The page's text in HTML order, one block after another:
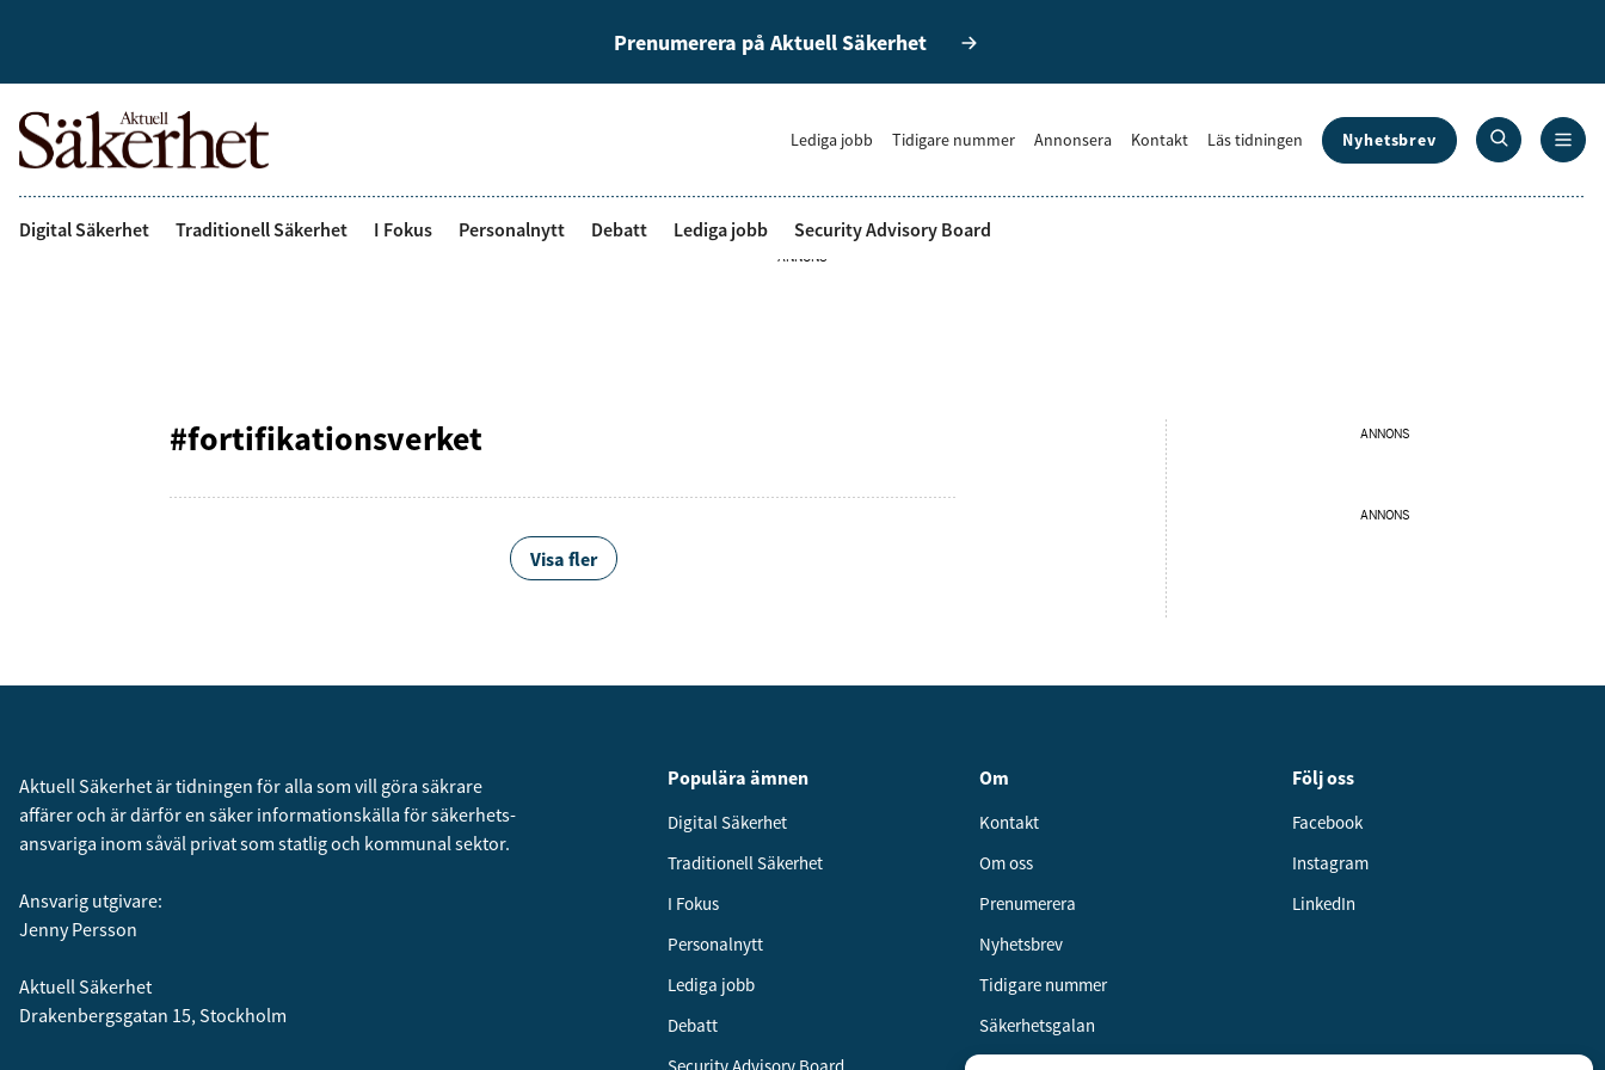
Prenumerera på Aktuell Säkerhet
Lediga jobb Tidigare nummer Annonsera Kontakt Läs tidningen Nyhetsbrev
Digital Säkerhet Traditionell Säkerhet I Fokus Personalnytt Debatt Lediga jobb Security Advisory Board
ANNONS
#fortifikationsverket
Visa fler
ANNONS
ANNONS
Aktuell Säkerhet är tidningen för alla som vill göra säkrare
affärer och är därför en säker informationskälla för säkerhets­
ansvariga inom såväl privat som statlig och kommunal sektor.
Ansvarig utgivare:
Jenny Persson
Aktuell Säkerhet
Drakenbergsgatan 15, Stockholm
Populära ämnen
Digital Säkerhet
Traditionell Säkerhet
I Fokus
Personalnytt
Lediga jobb
Debatt
Om
Kontakt
Om oss
Prenumerera
Nyhetsbrev
Tidigare nummer
Säkerhetsgalan
Följ oss
Facebook
Instagram
LinkedIn